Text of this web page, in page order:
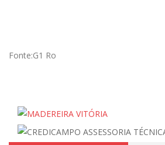
Fonte:G1 Ro